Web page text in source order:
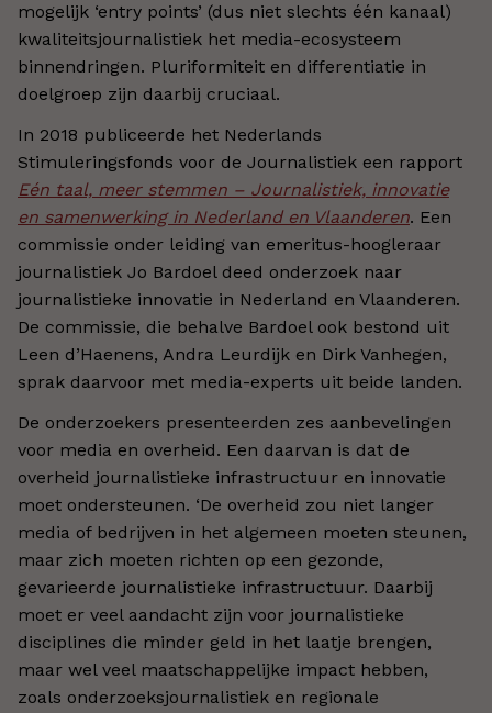
mogelijk ‘entry points’ (dus niet slechts één kanaal)
kwaliteitsjournalistiek het media-ecosysteem
binnendringen. Pluriformiteit en differentiatie in
doelgroep zijn daarbij cruciaal.
In 2018 publiceerde het Nederlands
Stimuleringsfonds voor de Journalistiek een rapport
Eén taal, meer stemmen – Journalistiek, innovatie
en samenwerking in Nederland en Vlaanderen. Een
commissie onder leiding van emeritus-hoogleraar
journalistiek Jo Bardoel deed onderzoek naar
journalistieke innovatie in Nederland en Vlaanderen.
De commissie, die behalve Bardoel ook bestond uit
Leen d’Haenens, Andra Leurdijk en Dirk Vanhegen,
sprak daarvoor met media-experts uit beide landen.
De onderzoekers presenteerden zes aanbevelingen
voor media en overheid. Een daarvan is dat de
overheid journalistieke infrastructuur en innovatie
moet ondersteunen. ‘De overheid zou niet langer
media of bedrijven in het algemeen moeten steunen,
maar zich moeten richten op een gezonde,
gevarieerde journalistieke infrastructuur. Daarbij
moet er veel aandacht zijn voor journalistieke
disciplines die minder geld in het laatje brengen,
maar wel veel maatschappelijke impact hebben,
zoals onderzoeksjournalistiek en regionale